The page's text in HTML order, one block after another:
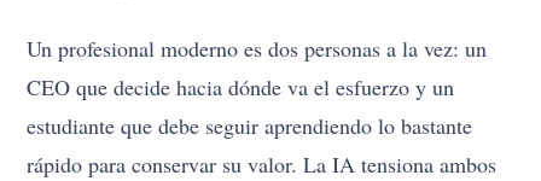
Un profesional moderno es dos personas a la vez: un
CEO que decide hacia dónde va el esfuerzo y un
estudiante que debe seguir aprendiendo lo bastante
rápido para conservar su valor. La IA tensiona ambos